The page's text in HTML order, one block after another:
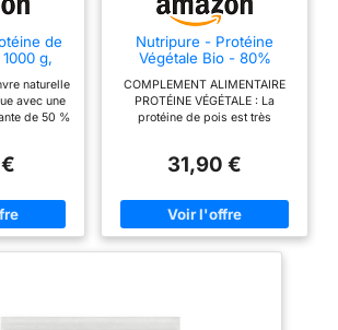
de
g,
naturelle
avec une
de 50 %
un
aux
Elle est
digeste et
Nutripure - Protéine
Végétale Bio - 80%
750 g
COMPLEMENT ALIMENTAIRE
PROTÉINE VÉGÉTALE : La
protéine de pois est très
ont un PDCAAS = 1 ce qui
très haute qualité, où les
apports en acides aminés BCAA
et EAA après digestion sont
31,90 €